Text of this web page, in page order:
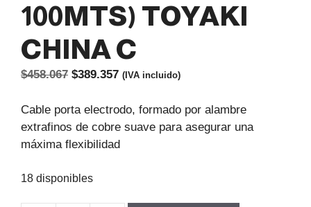
100MTS) TOYAKI
CHINA C
$458.067 El
original
era:
$458.067.
$389.357El
actual
es:
$389.357.
(IVA incluido)
Cable porta electrodo, formado por alambre
extrafinos de cobre suave para asegurar una
máxima flexibilidad
18 disponibles